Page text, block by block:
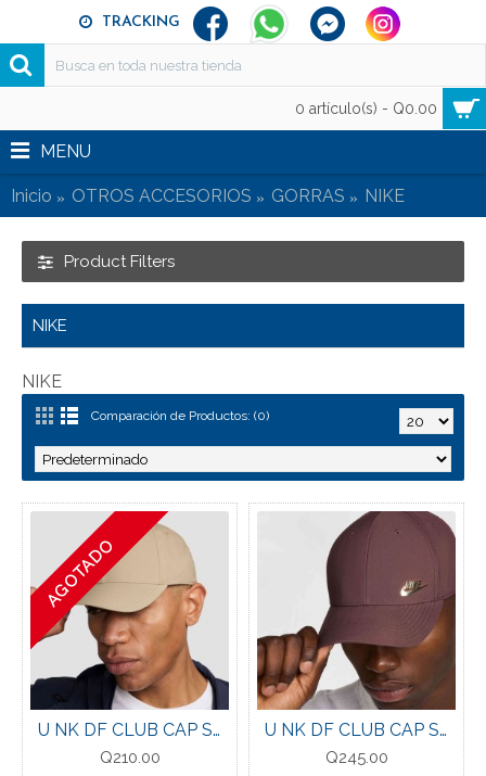
TRACKING
0 artículo(s) - Q0.00
MENU
Inicio OTROS ACCESORIOS GORRAS NIKE
Product Filters
NIKE
NIKE
Comparación de Productos: (0)
AGOTADO
U NK DF CLUB CAP S CB P KHAKI/WHITE
Q210.00
U NK DF CLUB CAP S CB MTFUT L TATTOO/METALLIC-GOLD
Q245.00